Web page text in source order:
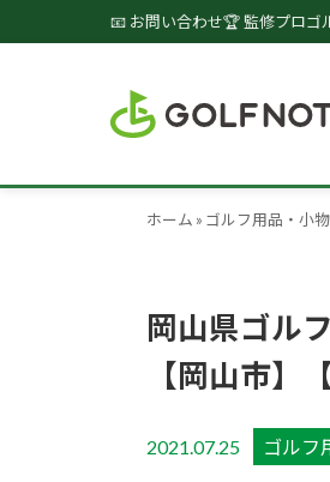
📧 お問い合わせ🏆 監修プロゴ
ホーム » ゴルフ用品・小物
岡山県ゴル
【岡山市】
2021.07.25 ゴルフ